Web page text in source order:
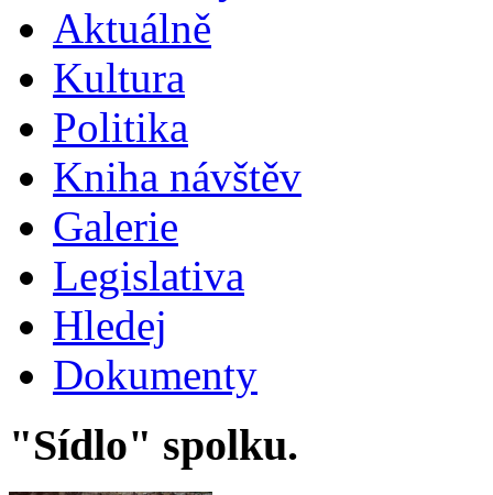
Aktuálně
Kultura
Politika
Kniha návštěv
Galerie
Legislativa
Hledej
Dokumenty
"Sídlo" spolku.